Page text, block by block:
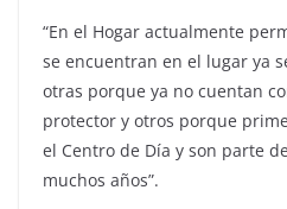
“En el Hogar actualmente
se encuentran en el lugar ya
otras porque ya no cuentan
protector y otros porque
el Centro de Día y son parte
muchos años”.